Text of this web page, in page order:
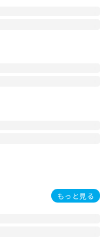
もっと見る